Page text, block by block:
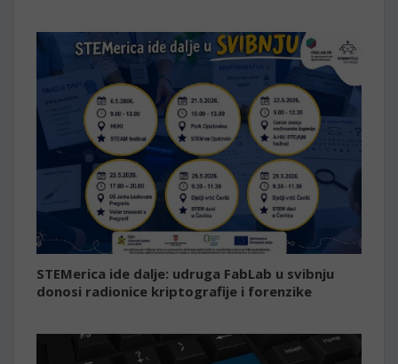
STEMerica ide dalje: udruga FabLab u svibnju
donosi radionice kriptografije i forenzike